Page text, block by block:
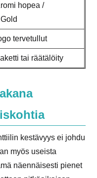
hopea /
tervetullut
tai räätälöity
kestävyys ei johdu
myös useista
näennäisesti pienet